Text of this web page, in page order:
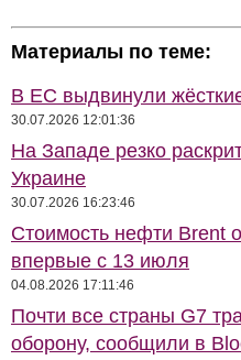
Материалы по теме:
В ЕС выдвинули
30.07.2026 12:01:36
На Западе резко
Украине
30.07.2026 16:23:46
Стоимость нефти Brent
впервые с 13 июля
04.08.2026 17:11:46
Почти все страны G7
оборону, сообщили в